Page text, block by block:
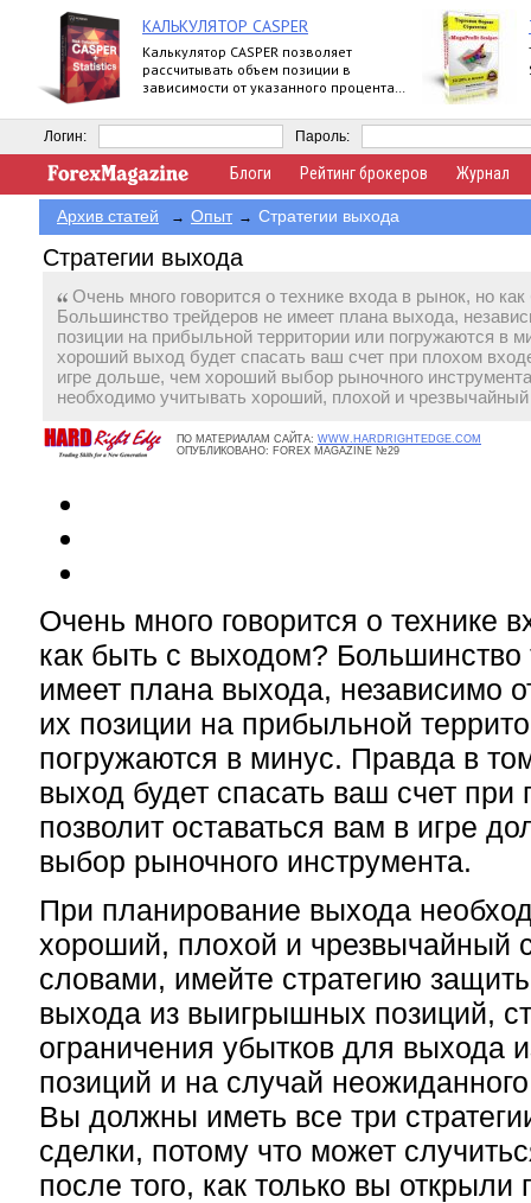
КАЛЬКУЛЯТОР CASPER
Калькулятор CASPER позволяет
рассчитывать объем позиции в
зависимости от указанного процента
Логин: Пароль:
Блоги Рейтинг брокеров Журнал
Архив статей → Опыт → Стратегии выхода
Стратегии выхода
Очень много говорится о технике входа в рынок, но
Большинство трейдеров не имеет плана выхода,
позиции на прибыльной территории или погружаются в
хороший выход будет спасать ваш счет при плохом
игре дольше, чем хороший выбор рыночного
необходимо учитывать хороший, плохой и
ПО МАТЕРИАЛАМ САЙТА: WWW.HARDRIGHTEDGE.COM
ОПУБЛИКОВАНО: FOREX MAGAZINE №29
Очень много говорится о технике
как быть с выходом? Большинство
имеет плана выхода, независимо
их позиции на прибыльной
погружаются в минус. Правда в
выход будет спасать ваш счет
позволит оставаться вам в игре
выбор рыночного инструмента.
При планирование выхода
хороший, плохой и чрезвычайный
словами, имейте стратегию
выхода из выигрышных позиций,
ограничения убытков для выхода
позиций и на случай
Вы должны иметь все три
сделки, потому что может
после того, как только вы открыли